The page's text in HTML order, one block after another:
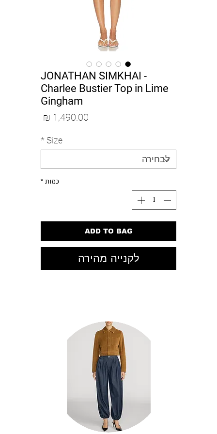
JONATHAN SIMKHAI -
Charlee Bustier Top in Lime
Gingham
Size
*
כמות *
ADD TO BAG
לקנייה מהירה